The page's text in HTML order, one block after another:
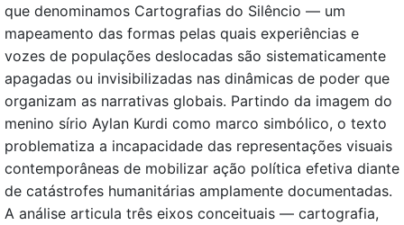
que denominamos Cartografias do Silêncio — um
mapeamento das formas pelas quais experiências e
vozes de populações deslocadas são sistematicamente
apagadas ou invisibilizadas nas dinâmicas de poder que
organizam as narrativas globais. Partindo da imagem do
menino sírio Aylan Kurdi como marco simbólico, o texto
problematiza a incapacidade das representações visuais
contemporâneas de mobilizar ação política efetiva diante
de catástrofes humanitárias amplamente documentadas.
A análise articula três eixos conceituais — cartografia,